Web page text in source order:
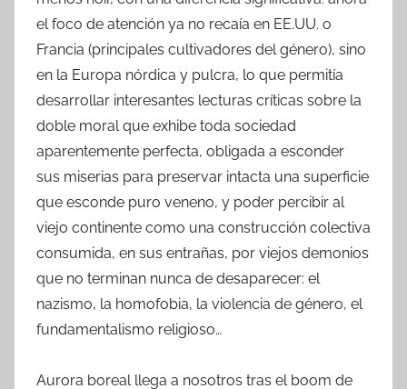
el foco de atención ya no recaía en EE.UU. o
Francia (principales cultivadores del género), sino
en la Europa nórdica y pulcra, lo que permitía
desarrollar interesantes lecturas críticas sobre la
doble moral que exhibe toda sociedad
aparentemente perfecta, obligada a esconder
sus miserias para preservar intacta una superficie
que esconde puro veneno, y poder percibir al
viejo continente como una construcción colectiva
consumida, en sus entrañas, por viejos demonios
que no terminan nunca de desaparecer: el
nazismo, la homofobia, la violencia de género, el
fundamentalismo religioso…
Aurora boreal llega a nosotros tras el boom de